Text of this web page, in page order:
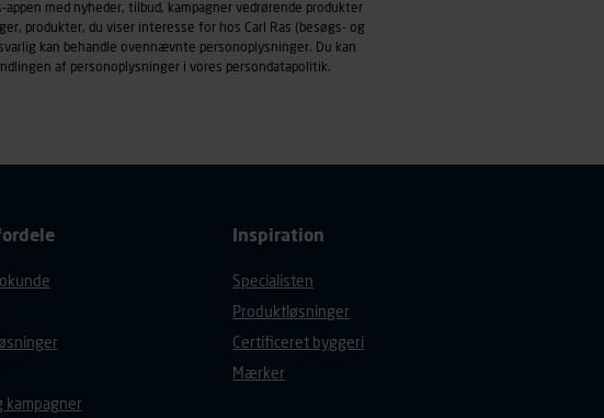
færden på siderne, tidspunkt, hvad der
om enhedstype (computer,
med nyheder, tilbud, kampagner vedrørende produkter
produkter, du viser interesse for hos Carl Ras (besøgs- og
kan behandle ovennævnte personoplysninger. Du kan
af personoplysninger i vores persondatapolitik.
kampagner
Inspiration
Specialisten
Produktløsninger
Certificeret byggeri
Mærker